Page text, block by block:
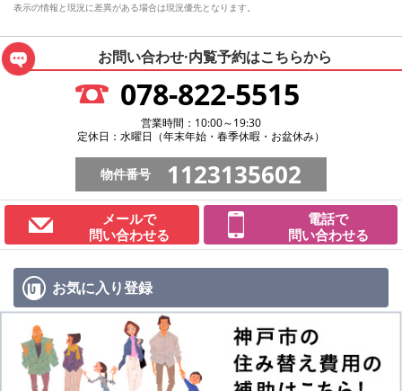
表示の情報と現況に差異がある場合は現況優先となります。
お問い合わせ·内覧予約はこちらから
078-822-5515
営業時間：10:00～19:30
定休日：水曜日（年末年始・春季休暇・お盆休み）
物件番号 1123135602
メールで
問い合わせる
電話で
問い合わせる
お気に入り登録